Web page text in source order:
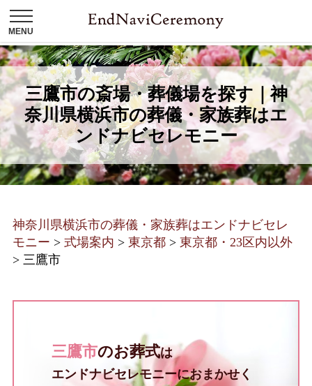
三鷹市の斎場・葬儀場を探す｜神
奈川県横浜市の葬儀・家族葬はエ
ンドナビセレモニー
神奈川県横浜市の葬儀・家族葬はエンドナビセレ
モニー > 式場案内 > 東京都 > 東京都・23区内以外
> 三鷹市
三鷹市のお葬式は
エンドナビセレモニーにおまかせく